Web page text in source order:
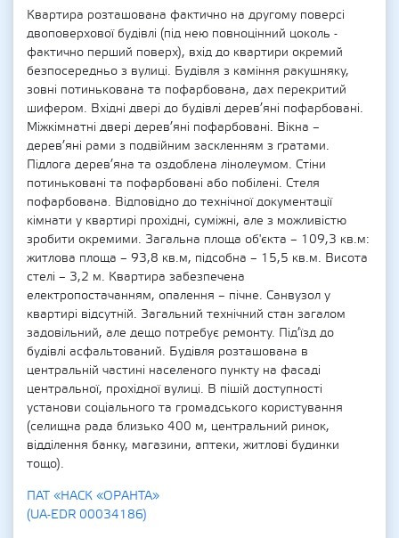
Квартира розташована фактично на другому поверсі
двоповерхової будівлі (під нею повноцінний цоколь -
фактично перший поверх), вхід до квартири окремий
безпосередньо з вулиці. Будівля з каміння ракушняку,
зовні потинькована та пофарбована, дах перекритий
шифером. Вхідні двері до будівлі дерев’яні пофарбовані.
Міжкімнатні двері дерев’яні пофарбовані. Вікна –
дерев’яні рами з подвійним заскленням з ґратами.
Підлога дерев’яна та оздоблена лінолеумом. Стіни
потиньковані та пофарбовані або побілені. Стеля
пофарбована. Відповідно до технічної документації
кімнати у квартирі прохідні, суміжні, але з можливістю
зробити окремими. Загальна площа об'єкта – 109,3 кв.м:
житлова площа – 93,8 кв.м, підсобна – 15,5 кв.м. Висота
стелі – 3,2 м. Квартира забезпечена
електропостачанням, опалення – пічне. Санвузол у
квартирі відсутній. Загальний технічний стан загалом
задовільний, але дещо потребує ремонту. Під’їзд до
будівлі асфальтований. Будівля розташована в
центральній частині населеного пункту на фасаді
центральної, прохідної вулиці. В пішій доступності
установи соціального та громадського користування
(селищна рада близько 400 м, центральний ринок,
відділення банку, магазини, аптеки, житлові будинки
тощо).
ПАТ «НАСК «ОРАНТА»
(UA-EDR 00034186)